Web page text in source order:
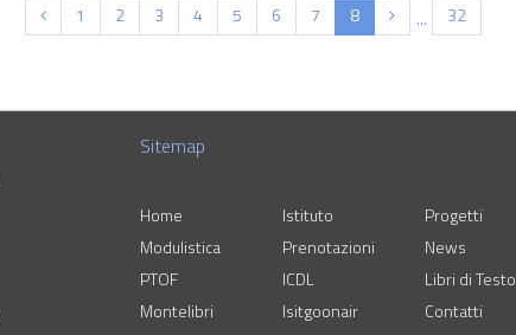
1 2 3 4 5 6 7 8(current) ... 32
Sitemap
Home Istituto
Progetti
Modulistica
Prenotazioni
News
PTOF
ICDL
Libri di Testo
Montelibri
Isitgoonair Contatti